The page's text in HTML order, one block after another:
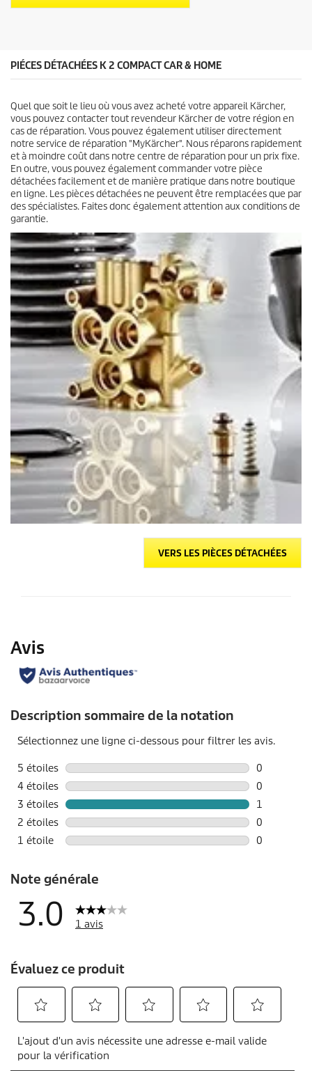
v
PIÉCES DÉTACHÉES K 2 COMPACT CAR & HOME
Quel que soit le lieu où vous avez acheté votre appareil Kärcher,
vous pouvez contacter tout revendeur Kärcher de votre région en
cas de réparation. Vous pouvez également utiliser directement
notre service de réparation "MyKärcher". Nous réparons rapidement
et à moindre coût dans notre centre de réparation pour un prix fixe.
En outre, vous pouvez également commander votre pièce
détachées facilement et de manière pratique dans notre boutique
en ligne. Les pièces détachées ne peuvent être remplacées que par
des spécialistes. Faites donc également attention aux conditions de
garantie.
VERS LES PIÈCES DÉTACHÉES